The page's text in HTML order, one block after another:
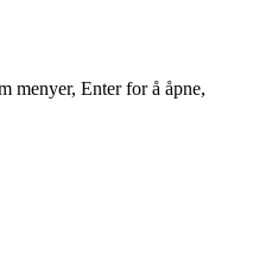
menyer, Enter for å åpne,